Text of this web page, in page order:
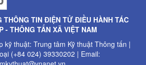
THÔNG TIN ĐIỆN TỬ ĐIỀU HÀNH TÁC
- THÔNG TẤN XÃ VIỆT NAM
kỹ thuật: Trung tâm Kỹ thuật Thông tấn |
(+84 024) 39330202 | Email: